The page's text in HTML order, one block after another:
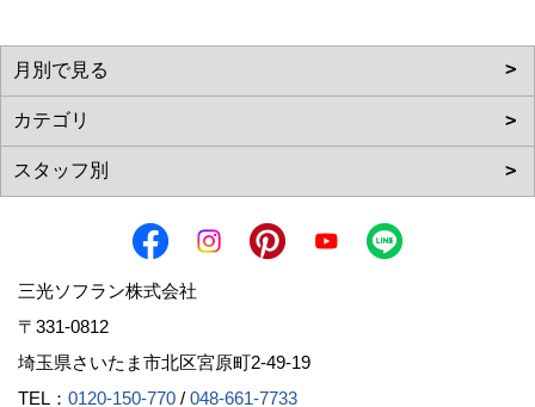
三光ソフラン株式会社
〒331-0812
埼玉県さいたま市北区宮原町2-49-19
TEL： 0120-150-770 / 048-661-7733